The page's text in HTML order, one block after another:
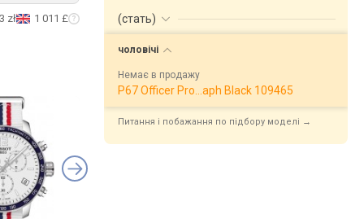
zł 1 011 £
(стать)
чоловічі
Немає в продажу
P67 Officer Pro…aph Black 109465
Питання і побажання по підбору моделі →